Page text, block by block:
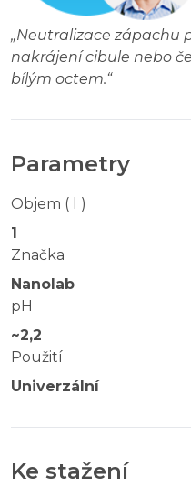
„Neutralizace zápachu
nakrájení cibule nebo
bílým octem.“
Parametry
Objem ( l )
1
Značka
Nanolab
pH
~2,2
Použití
Univerzální
Ke stažení